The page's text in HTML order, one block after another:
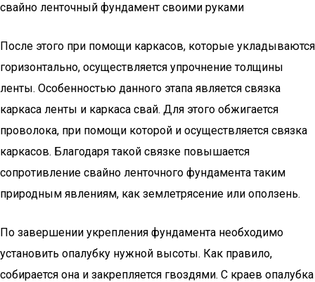
свайно ленточный фундамент своими руками
После этого при помощи каркасов, которые укладываются
горизонтально, осуществляется упрочнение толщины
ленты. Особенностью данного этапа является связка
каркаса ленты и каркаса свай. Для этого обжигается
проволока, при помощи которой и осуществляется связка
каркасов. Благодаря такой связке повышается
сопротивление свайно ленточного фундамента таким
природным явлениям, как землетрясение или оползень.
По завершении укрепления фундамента необходимо
установить опалубку нужной высоты. Как правило,
собирается она и закрепляется гвоздями. С краев опалубка